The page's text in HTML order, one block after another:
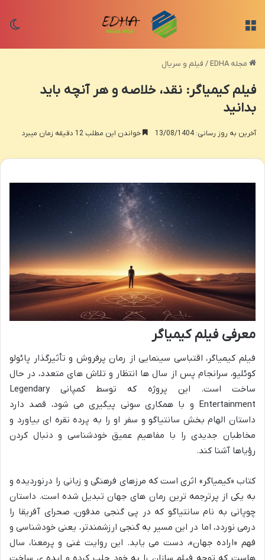
مجله EDHA / فیلم و سریال
فیلم کیمیاگر: نقد، خلاصه و هر آنچه باید
بدانید
آخرین به روز رسانی: 13/08/1404 خواندن این مطلب 12 دقیقه زمان میبرد
معرفی فیلم کیمیاگر
فیلم کیمیاگر، اقتباسی سینمایی از رمان پرفروش و تأثیرگذار پائولو
کوئلیو، سرانجام پس از سال ها انتظار و تلاش های متعدد، در حال
ساخت است. این پروژه که توسط کمپانی Legendary
Entertainment و با همکاری سونی پیگیری می شود، قصد دارد
داستان الهام بخش سانتیاگو و سفر او را به پرده نقره ای بیاورد و
مخاطبان جدیدی را با مفاهیم عمیق خودشناسی و دنبال کردن
رؤیاها آشنا کند.
کتاب «کیمیاگر» اثری است که مرزهای فرهنگی و زبانی را درنوردیده و
به یکی از پرترجمه ترین رمان های جهان تبدیل شده است. داستان
چوپانی به نام سانتیاگو که در پی گنجی مدفون، صحرای آفریقا را
درمی نوردد، اما در این مسیر به گنجی ارزشمندتر، یعنی خودشناسی و
فهم «اراده جهان»، دست می یابد. این روایت غنی و پرمعنا، سال